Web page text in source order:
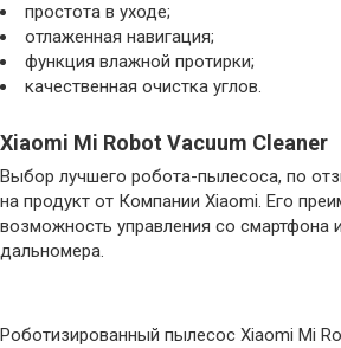
простота в уходе;
отлаженная навигация;
функция влажной протирки;
качественная очистка углов.
Xiaomi Mi Robot Vacuum Cleaner
Выбор лучшего робота-пылесоса, по
на продукт от Компании Xiaomi. Его
возможность управления со смартфона
дальномера.
Роботизированный пылесос Xiaomi Mi